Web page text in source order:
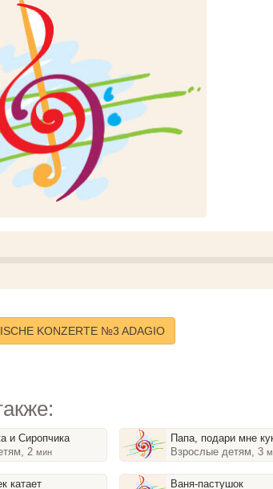
KONZERTE №3 ADAGIO
и Сиропчика
2мин
катает
Папа, подари мне
Взрослые детям, 3
Ваня-пастушок